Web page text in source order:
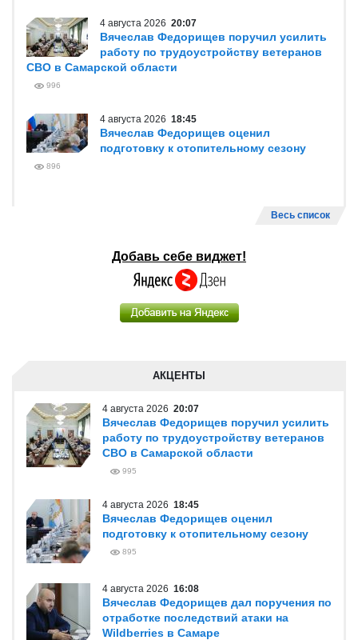
4 августа 2026 20:07
Вячеслав Федорищев поручил усилить
работу по трудоустройству ветеранов
СВО в Самарской области
996
4 августа 2026 18:45
Вячеслав Федорищев оценил
подготовку к отопительному сезону
896
Весь список
Добавь себе виджет!
АКЦЕНТЫ
4 августа 2026 20:07
Вячеслав Федорищев поручил усилить
работу по трудоустройству ветеранов
СВО в Самарской области
995
4 августа 2026 18:45
Вячеслав Федорищев оценил
подготовку к отопительному сезону
895
4 августа 2026 16:08
Вячеслав Федорищев дал поручения по
отработке последствий атаки на
Wildberries в Самаре